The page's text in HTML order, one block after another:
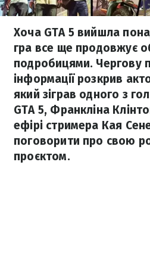
Хоча GTA 5 вийшла
гра все ще продовжує
подробицями. Чергову
інформації розкрив
який зіграв одного з
GTA 5, Франкліна
ефірі стримера Кая
поговорити про свою
проєктом.